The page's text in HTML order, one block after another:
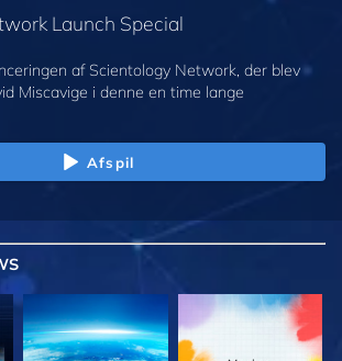
Launch Special
af Scientology Network, der blev
Miscavige i denne en time lange
Afspil